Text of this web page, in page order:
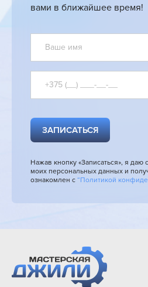
вами в ближайшее время!
ЗАПИСАТЬСЯ
Нажав кнопку «Записаться», я даю
моих персональных данных и
ознакомлен с “Политикой